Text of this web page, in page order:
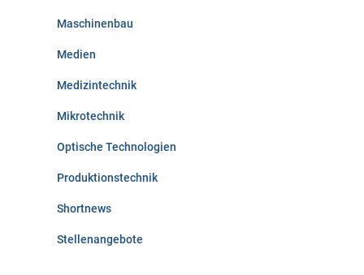
Maschinenbau
Medien
Medizintechnik
Mikrotechnik
Optische Technologien
Produktionstechnik
Shortnews
Stellenangebote